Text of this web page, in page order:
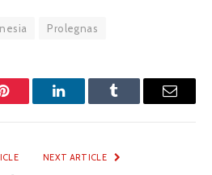
Prolegnas
Pinterest LinkedInTumblr Email
NEXT ARTICLE